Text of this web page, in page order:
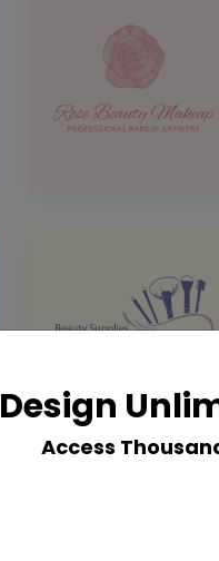
Design
Access